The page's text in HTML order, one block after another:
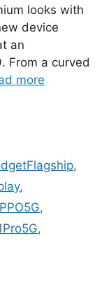
looks with
device
an
From a curved
more
,
,
,
,